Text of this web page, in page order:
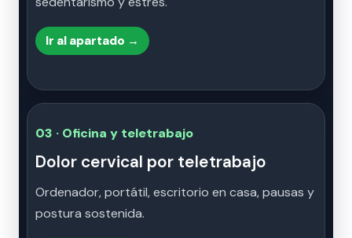
Ir al apartado →
03 · Oficina y teletrabajo
Dolor cervical por teletrabajo
Ordenador, portátil, escritorio en casa, pausas y
postura sostenida.